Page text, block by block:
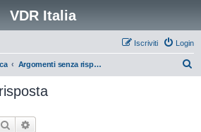
VDR Italia
Login
Iscriviti
Argomenti senza risposta
Cerca